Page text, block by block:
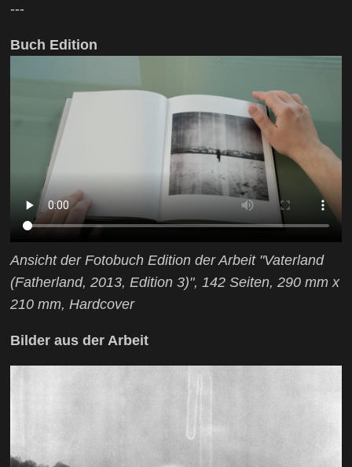
---
Buch Edition
Ansicht der Fotobuch Edition der Arbeit "Vaterland
(Fatherland, 2013, Edition 3)", 142 Seiten, 290 mm x
210 mm, Hardcover
Bilder aus der Arbeit